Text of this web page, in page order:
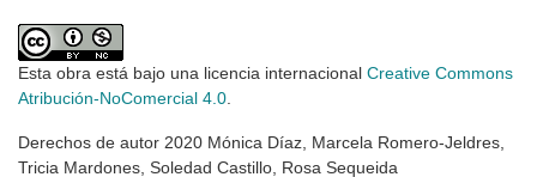
Esta obra está bajo una licencia internacional Creative Commons
Atribución-NoComercial 4.0.
Derechos de autor 2020 Mónica Díaz, Marcela Romero-Jeldres,
Tricia Mardones, Soledad Castillo, Rosa Sequeida